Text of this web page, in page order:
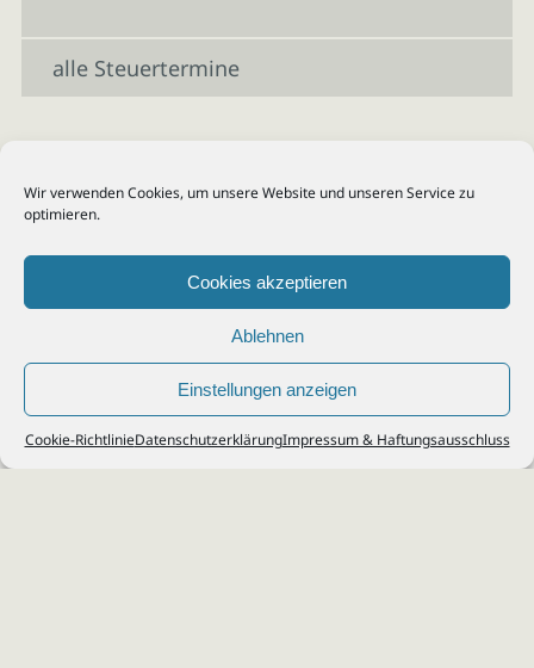
Wir verwenden Cookies, um unsere Website und unseren Service zu
optimieren.
Cookies akzeptieren
Ablehnen
Einstellungen anzeigen
Cookie-RichtlinieDatenschutzerklärungImpressum & Haftungsausschluss
alle Steuertermine
© 2026Steuerberater Kempf, Köln - Steuerberatung Poll, Porz, Deutz, Mülheim,